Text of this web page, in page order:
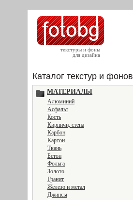
текстуры и фоны
для дизайна
Каталог текстур и фонов
МАТЕРИАЛЫ
Алюминий
Асфальт
Кость
Кирпичи, стена
Карбон
Картон
Ткань
Бетон
Фольга
Золото
Гранит
Железо и метал
Джинсы